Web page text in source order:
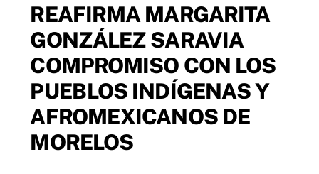
REAFIRMA MARGARITA
GONZÁLEZ SARAVIA
COMPROMISO CON LOS
PUEBLOS INDÍGENAS Y
AFROMEXICANOS DE
MORELOS